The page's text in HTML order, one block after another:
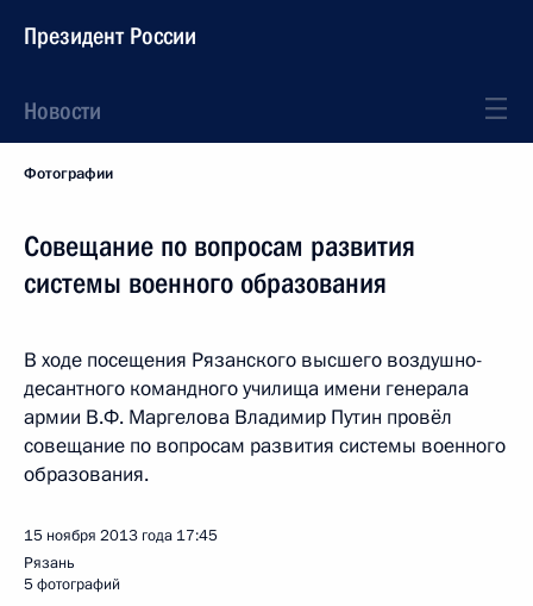
Президент России
Новости
Фотографии
Совещание по вопросам развития
системы военного образования
В ходе посещения Рязанского высшего воздушно-
десантного командного училища имени генерала
армии В.Ф. Маргелова Владимир Путин провёл
совещание по вопросам развития системы военного
образования.
15 ноября 2013 года 17:45
Рязань
5 фотографий